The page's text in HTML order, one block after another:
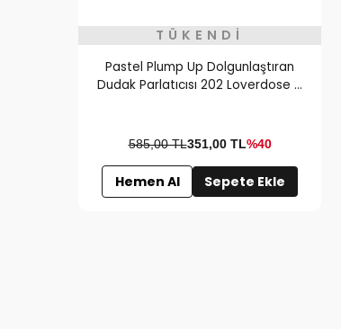
TÜKENDI
Pastel Plump Up Dolgunlaştıran
Dudak Parlatıcısı 202 Loverdose &
585,00 TL351,00TL%40
Hemen Al Sepete Ekle